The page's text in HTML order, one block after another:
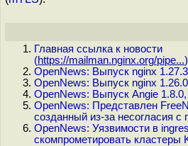
Главная ссылка к новости
(https://mailman.nginx.org/pipe...)
OpenNews: Выпуск nginx 1.27.3
OpenNews: Выпуск nginx
OpenNews: Выпуск Angie
OpenNews: Представлен
созданный из-за несогласия с
OpenNews: Уязвимости в
скомпрометировать кластеры